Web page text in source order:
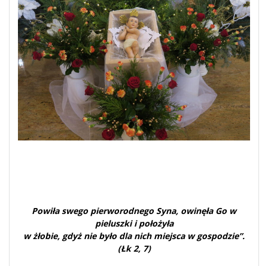
Powiła swego pierworodnego Syna, owinęła Go w
pieluszki i położyła
w żłobie, gdyż nie było dla nich miejsca w gospodzie”.
(Łk 2, 7)